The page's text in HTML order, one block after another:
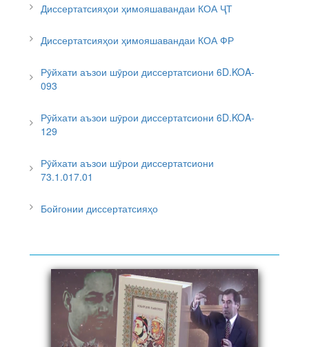
Диссертатсияҳои ҳимояшавандаи КОА ҶТ
Диссертатсияҳои ҳимояшавандаи КОА ФР
Рӯйхати аъзои шӯрои диссертатсиони 6D.KOA-
093
Рӯйхати аъзои шӯрои диссертатсиони 6D.KOA-
129
Рӯйхати аъзои шӯрои диссертатсиони
73.1.017.01
Бойгонии диссертатсияҳо